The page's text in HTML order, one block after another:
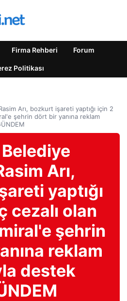
Firma Rehberi Forum
Politikası
Arı, bozkurt işareti yaptığı için 2
şehrin dört bir yanına reklam
Arı,
yaptığı
cezalı olan
şehrin
reklam
destek